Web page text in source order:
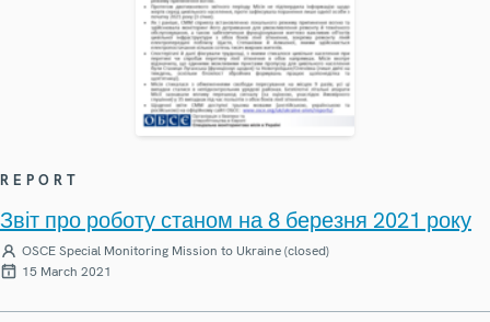
REPORT
Звіт про роботу станом на 8 березня 2021 року
OSCE Special Monitoring Mission to Ukraine (closed)
15 March 2021